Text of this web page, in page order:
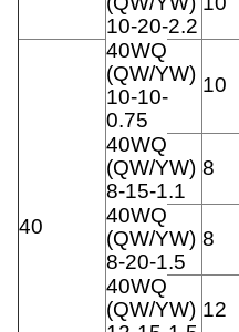
10-20-2.2
40
40WQ
(QW/YW)
10-10-
0.75
10
40WQ
(QW/YW)
8-15-1.1
8
40WQ
(QW/YW)
8-20-1.5
8
40WQ
(QW/YW) 12